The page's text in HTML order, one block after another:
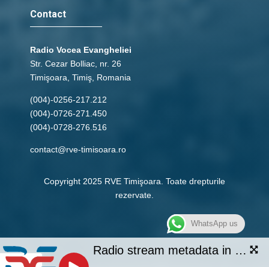
Contact
Radio Vocea Evangheliei
Str. Cezar Bolliac, nr. 26
Timişoara, Timiş, Romania
(004)-0256-217.212
(004)-0726-271.450
(004)-0728-276.516
contact@rve-timisoara.ro
Copyright 2025 RVE Timişoara. Toate drepturile
rezervate.
Radio stream metadata in not available.
WhatsApp us